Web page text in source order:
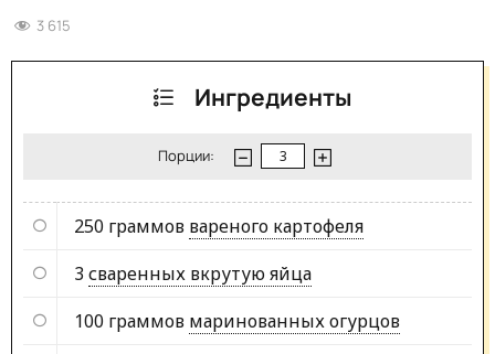
3 615
Ингредиенты
Порции:
250 граммов вареного картофеля
3 сваренных вкрутую яйца
100 граммов маринованных огурцов